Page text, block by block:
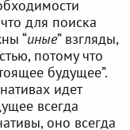
для поиска
“иные” взгляды,
потому что
будущее”.
идет
всегда
оно всегда